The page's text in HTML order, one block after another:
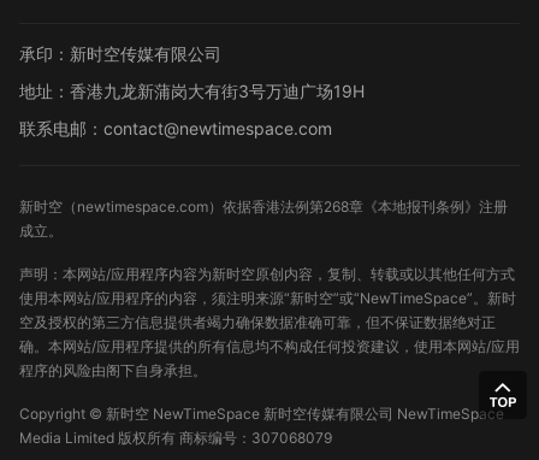
承印：新时空传媒有限公司
地址：香港九龙新蒲岗大有街3号万迪广场19H
联系电邮：contact@newtimespace.com
新时空（ newtimespace.com）依据香港法例第268章《本地报刊条例》注册
成立。
声明：本网站/应用程序内容为新时空原创内容，复制、转载或以其他任何方式
使用本网站/应用程序的内容，须注明来源“新时空”或“NewTimeSpace”。新时
空及授权的第三方信息提供者竭力确保数据准确可靠，但不保证数据绝对正
确。本网站/应用程序提供的所有信息均不构成任何投资建议，使用本网站/应用
程序的风险由阁下自身承担。
Copyright © 新时空 NewTimeSpace 新时空传媒有限公司 NewTimeSpace
Media Limited 版权所有 商标编号：307068079